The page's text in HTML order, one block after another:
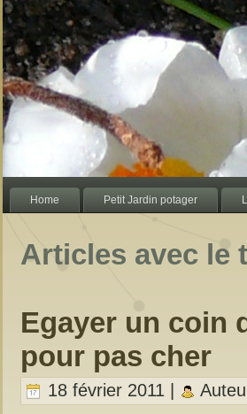
Home Petit Jardin potager
Articles avec le
Egayer un coin
pour pas cher
18 février 2011 |